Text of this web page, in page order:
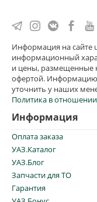
Информация на сайте
информационный
и цены, размещенные
офертой. Информацию
уточнить у наших
Политика в
Информация
Оплата заказа
УАЗ.Каталог
УАЗ.Блог
Запчасти для ТО
Гарантия